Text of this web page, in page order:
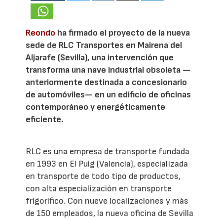
Reondo ha firmado el proyecto de la nueva
sede de RLC Transportes en Mairena del
Aljarafe (Sevilla), una intervención que
transforma una nave industrial obsoleta —
anteriormente destinada a concesionario
de automóviles— en un edificio de oficinas
contemporáneo y energéticamente
eficiente.
RLC es una empresa de transporte fundada
en 1993 en El Puig (Valencia), especializada
en transporte de todo tipo de productos,
con alta especialización en transporte
frigorífico. Con nueve localizaciones y más
de 150 empleados, la nueva oficina de Sevilla